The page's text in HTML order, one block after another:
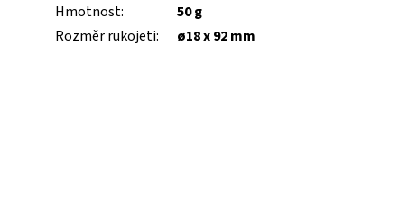
Hmotnost:
50 g
Rozměr rukojeti: ø18 x 92 mm